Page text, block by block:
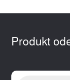
Produkt